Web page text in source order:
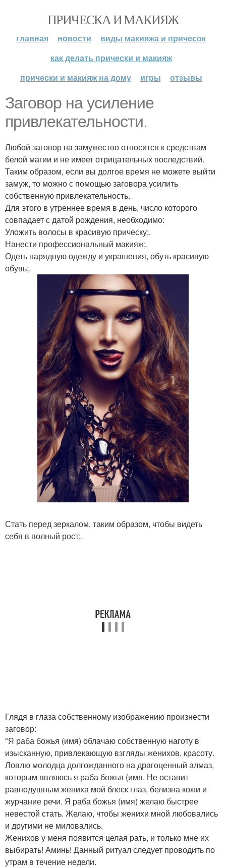
ПРИЧЕСКА И МАКИЯЖ
главная новости
виды макияжа и причесок
как делать прически и макияж
прически и макияж на дому
игры отзывы
Заговор на усиление
привлекательности.
Любой заговор на замужество относится к средствам
белой магии и не имеет отрицательных последствий.
Таким образом, если вы долгое время не можете выйти
замуж, то можно с помощью заговора усилить
собственную привлекательность.
Для этого в утреннее время в день, число которого
совпадает с датой рождения, необходимо:
Уложить волосы в красивую прическу;.
Нанести профессиональный макияж;.
Одеть нарядную одежду и украшения, обуть красивую
обувь;.
Стать перед зеркалом, таким образом, чтобы видеть
себя в полный рост;.
Глядя в глаза собственному изображению произнести
заговор:
"Я раба божья (имя) облачаю собственную наготу в
изысканную, привлекающую взгляды женихов, красоту.
Ловлю молодца долгожданного на драгоценный алмаз,
которым являюсь я раба божья (имя. Не оставит
равнодушным жениха мой блеск глаз, белизна кожи и
журчание речи. Я раба божья (имя) желаю быстрее
невестой стать. Желаю, чтобы женихи мной любовались
и другими не миловались.
Женихов у меня появится целая рать, и только мне их
выбирать! Аминь! Данный ритуал следует проводить по
утрам в течение недели.